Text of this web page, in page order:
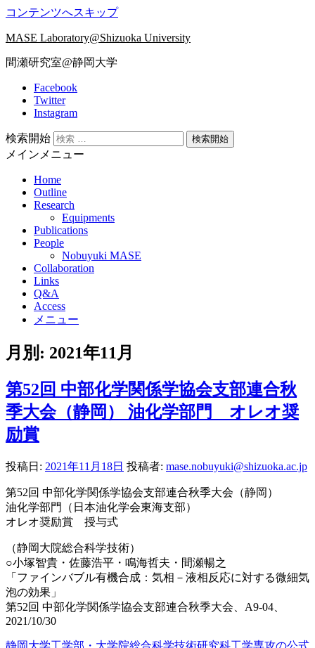
コンテンツへスキップ
MASE Laboratory@Shizuoka University
間瀬研究室@静岡大学
Facebook
Twitter
Instagram
検索開始
メインメニュー
Home
Outline
Research
Equipments
Publications
People
Nobuyuki MASE
Collaboration
Links
Q&A
Access
メニュー
月別: 2021年11月
第52回 中部化学関係学協会支部連合秋
季大会（静岡） 油化学部門 オレオ奨
励賞
投稿日: 2021年11月18日 投稿者: mase.nobuyuki@shizuoka.ac.jp
第52回 中部化学関係学協会支部連合秋季大会（静岡）
油化学部門（日本油化学会東海支部）
オレオ奨励賞 授与式
（静岡大院総合科学技術）
○小塚智貴・佐藤浩平・鳴海哲夫・間瀬暢之
「ファインバブル有機合成：気相－液相反応に対する微細気
泡の効果」
第52回 中部化学関係学協会支部連合秋季大会、A9-04、
2021/10/30
静岡大学工学部・大学院総合科学技術研究科工学専攻の公式